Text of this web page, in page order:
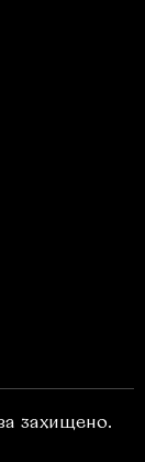
захищено.